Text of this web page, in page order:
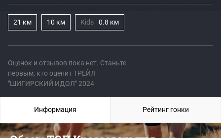
Оценок и отзывов пока нет. Станьте
первым, кто оценит ТРЕЙЛ
"ШИГИРСКИЙ ИДОЛ" 2024
21 км 10 км Kids 0.8 км
Информация Рейтинг гонки